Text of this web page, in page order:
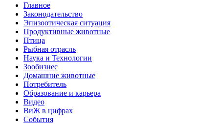
Главное
Законодательство
Эпизоотическая ситуация
Продуктивные животные
Птица
Рыбная отрасль
Наука и Технологии
Зообизнес
Домашние животные
Потребитель
Образование и карьера
Видео
ВиЖ в цифрах
События